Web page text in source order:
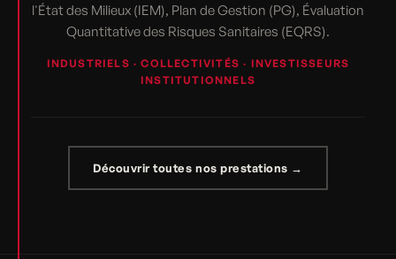
l'État des Milieux (IEM), Plan de Gestion (PG), Évaluation
Quantitative des Risques Sanitaires (EQRS).
INDUSTRIELS · COLLECTIVITÉS · INVESTISSEURS
INSTITUTIONNELS
Découvrir toutes nos prestations →